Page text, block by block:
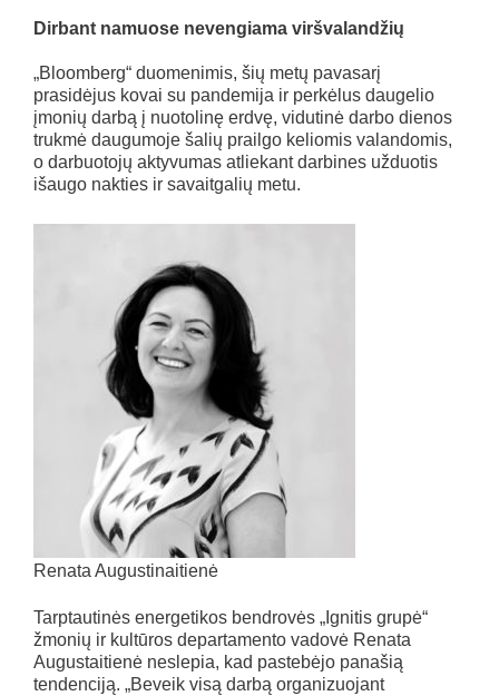
Dirbant namuose nevengiama viršvalandžių
„Bloomberg“ duomenimis, šių metų pavasarį
prasidėjus kovai su pandemija ir perkėlus daugelio
įmonių darbą į nuotolinę erdvę, vidutinė darbo dienos
trukmė daugumoje šalių prailgo keliomis valandomis,
o darbuotojų aktyvumas atliekant darbines užduotis
išaugo nakties ir savaitgalių metu.
Renata Augustinaitienė
Tarptautinės energetikos bendrovės „Ignitis grupė“
žmonių ir kultūros departamento vadovė Renata
Augustaitienė neslepia, kad pastebėjo panašią
tendenciją. „Beveik visą darbą organizuojant